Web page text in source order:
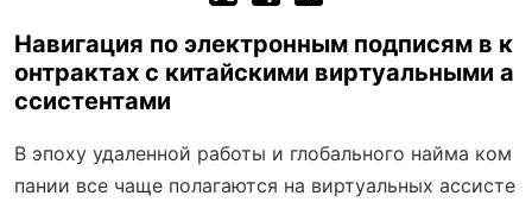
Навигация по электронным подписям в к
онтрактах с китайскими виртуальными а
ссистентами
В эпоху удаленной работы и глобального найма ком
пании все чаще полагаются на виртуальных ассисте